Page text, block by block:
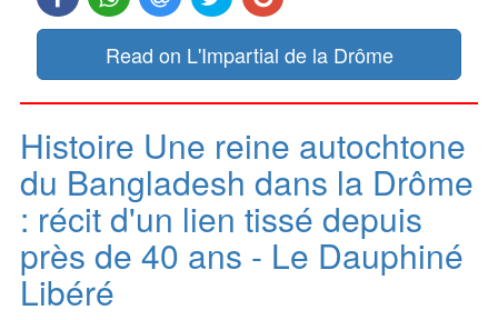
Read on L'Impartial de la Drôme
Histoire Une reine autochtone
du Bangladesh dans la Drôme
: récit d'un lien tissé depuis
près de 40 ans - Le Dauphiné
Libéré